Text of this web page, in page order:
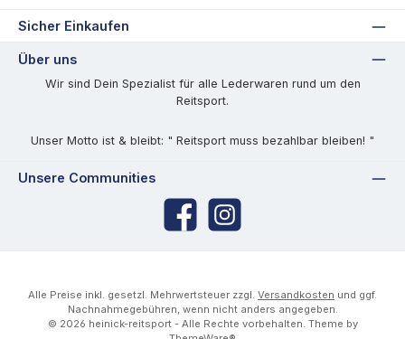
Sicher Einkaufen
Über uns
Wir sind Dein Spezialist für alle Lederwaren rund um den
Reitsport.
Unser Motto ist & bleibt: " Reitsport muss bezahlbar bleiben! "
Unsere Communities
FacebookInstagram
Alle Preise inkl. gesetzl. Mehrwertsteuer zzgl. Versandkosten und ggf.
Nachnahmegebühren, wenn nicht anders angegeben.
© 2026 heinick-reitsport - Alle Rechte vorbehalten. Theme by